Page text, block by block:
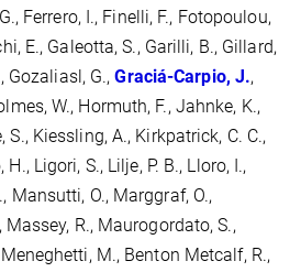
Ferrero, I., Finelli, F., Fotopoulou,
E., Galeotta, S., Garilli, B., Gillard,
Gozaliasl, G., Graciá-Carpio, J.,
W., Hormuth, F., Jahnke, K.,
S., Kiessling, A., Kirkpatrick, C. C.,
Ligori, S., Lilje, P. B., Lloro, I.,
Mansutti, O., Marggraf, O.,
R., Maurogordato, S.,
M., Benton Metcalf, R.,